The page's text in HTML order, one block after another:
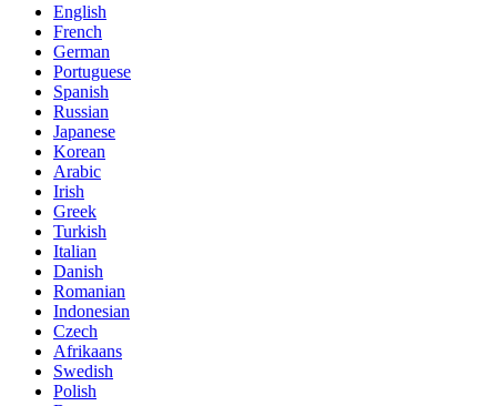
English
French
German
Portuguese
Spanish
Russian
Japanese
Korean
Arabic
Irish
Greek
Turkish
Italian
Danish
Romanian
Indonesian
Czech
Afrikaans
Swedish
Polish